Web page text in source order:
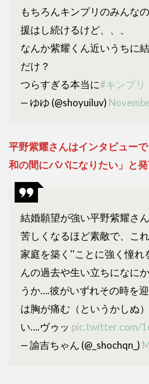
もちろんキンプリのみんな
援はし続けるけど、、、
なんか紫耀くん近いうちに
だけ？
つらすぎる本当に#キンプリ
— ゆゆ (@shoyuiluv)
平野紫耀さんはインタビュー
和の間にパパになりたい」と発
結婚願望が強い平野紫耀さ
苦しくなるほど素敵で、こ
家庭を築く''ことに強く憧れ
んの過去や生い立ちになに
うか….彼がいずれその時を
は胸が痛む（というかしぬ
い….ヴゥッ pic.twitter.com/
— 諭吉ちゃん (@_shochqn_)